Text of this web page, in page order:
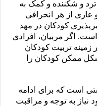
و شکننده و کمک به
از هر انحرافی
کودکان در مهد
اگر مربیان، افرادی
تربیت کودکان
ممکن کودکان را
است که برای ادامه
به توجه و مراقبت